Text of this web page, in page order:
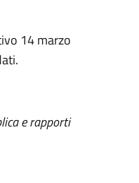
14 marzo
e rapporti